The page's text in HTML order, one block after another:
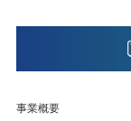
事業概要